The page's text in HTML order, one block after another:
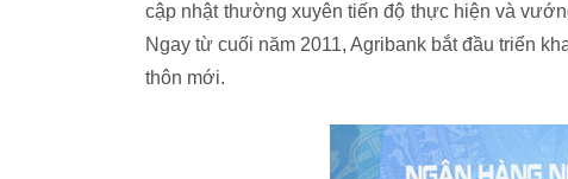
cập nhật thường xuyên tiến độ thực hiện và
Ngay từ cuối năm 2011, Agribank bắt đầu triển
thôn mới.